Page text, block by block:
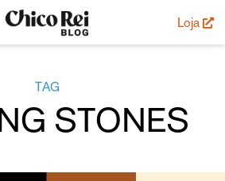
Loja
TAG
STONES